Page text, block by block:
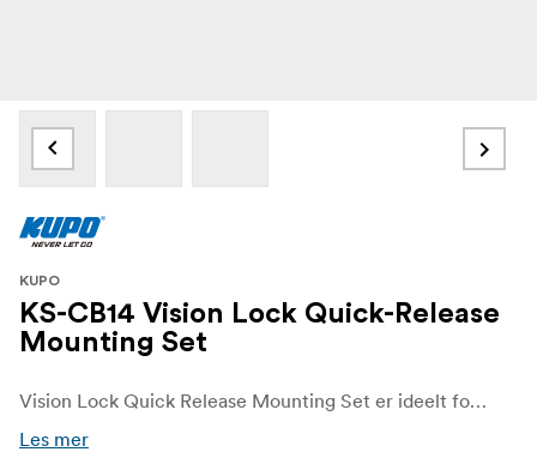
KUPO
KS-CB14 Vision Lock Quick-Release
Mounting Set
Vision Lock Quick Release Mounting Set er ideelt for å koble en LCD-skjerm til Kupo Rocks Arm eller Kupo Vision Arm.
Les mer